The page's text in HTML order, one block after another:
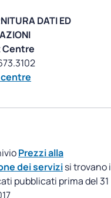
DATI ED
Prezzi alla
dei servizisi trovano i
pubblicati prima del 31